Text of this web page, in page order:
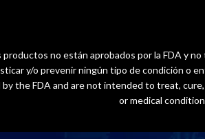
productos no están aprobados por la FDA y
y/o prevenir ningún tipo de condición o
by the FDA and are not intended to treat,
or medical